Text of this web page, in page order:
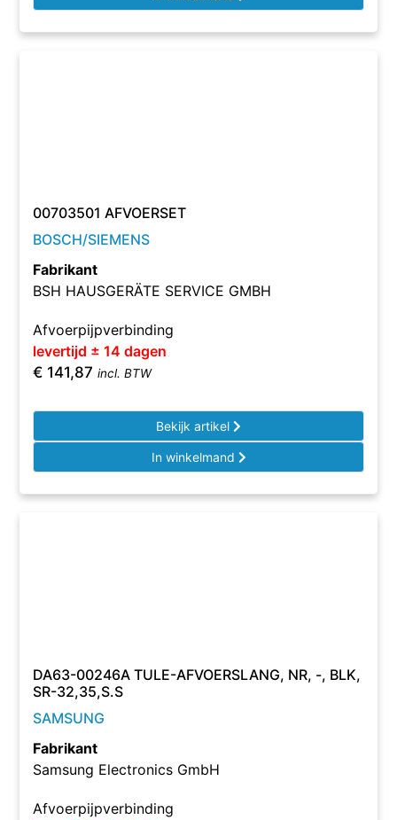
00703501 AFVOERSET
BOSCH/SIEMENS
Fabrikant
BSH HAUSGERÄTE SERVICE GMBH
Afvoerpijpverbinding
levertijd ± 14 dagen
€ 141,87 incl. BTW
Bekijk artikel
In winkelmand
DA63-00246A TULE-AFVOERSLANG, NR, -, BLK,
SR-32,35,S.S
SAMSUNG
Fabrikant
Samsung Electronics GmbH
Afvoerpijpverbinding